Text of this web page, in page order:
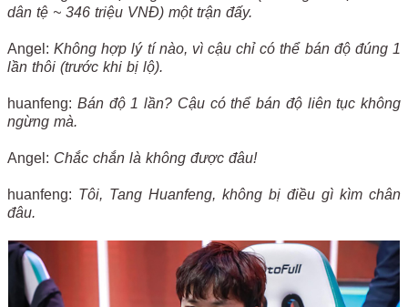
dân tệ ~ 346 triệu VNĐ) một trận đấy.
Angel:Không hợp lý tí nào, vì cậu chỉ có thể bán độ đúng 1
lần thôi (trước khi bị lộ).
huanfeng: Bán độ 1 lần? Cậu có thể bán độ liên tục không
ngừng mà.
Angel: Chắc chắn là không được đâu!
huanfeng: Tôi, Tang Huanfeng, không bị điều gì kìm chân
đâu.